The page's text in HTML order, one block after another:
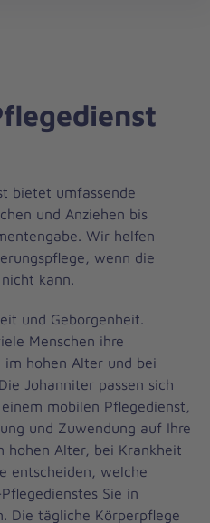
bietet umfassende
und Anziehen bis
Wir helfen
wenn die
nicht kann.
und Geborgenheit.
Menschen ihre
im hohen Alter und bei
Johanniter passen sich
mobilen Pflegedienst,
und Zuwendung auf Ihre
hohen Alter, bei Krankheit
entscheiden, welche
Sie in
Die tägliche Körperpflege